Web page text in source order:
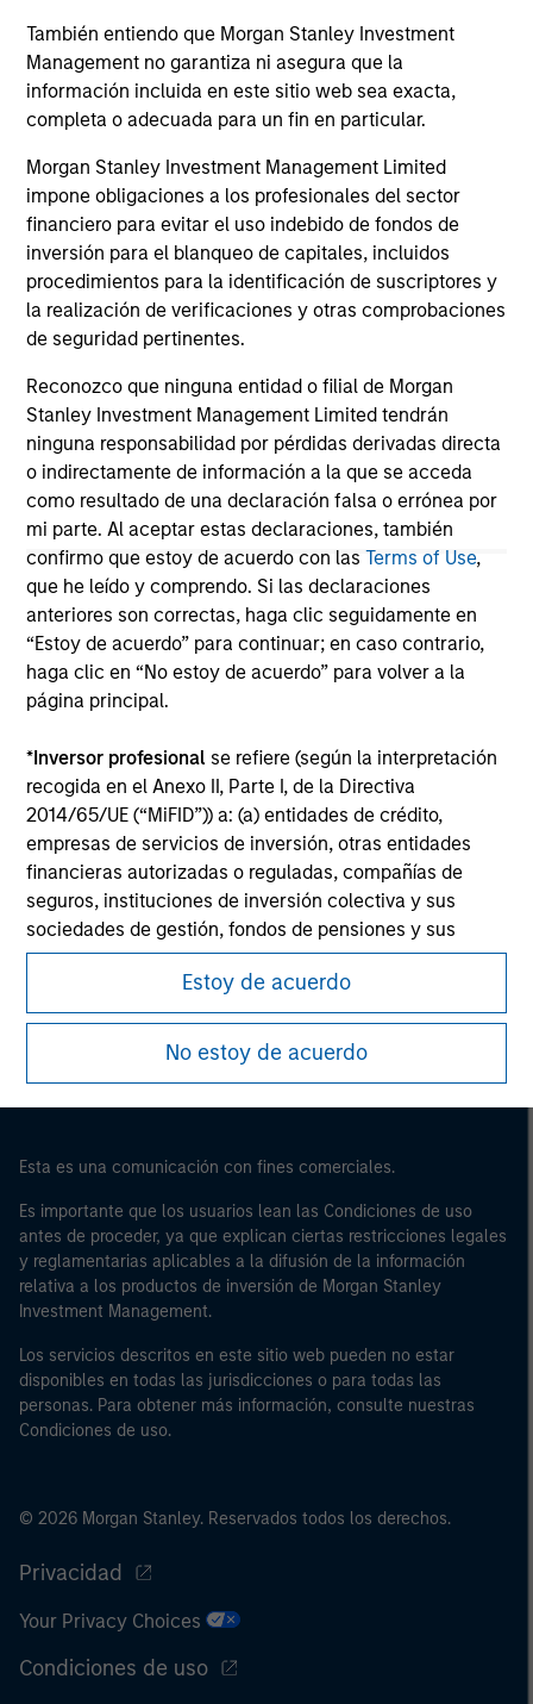
También entiendo que Morgan Stanley Investment
Management no garantiza ni asegura que la
información incluida en este sitio web sea exacta,
completa o adecuada para un fin en particular.
Morgan Stanley Investment Management Limited
impone obligaciones a los profesionales del sector
financiero para evitar el uso indebido de fondos de
inversión para el blanqueo de capitales, incluidos
procedimientos para la identificación de suscriptores y
la realización de verificaciones y otras comprobaciones
de seguridad pertinentes.
Reconozco que ninguna entidad o filial de Morgan
Stanley Investment Management Limited tendrán
ninguna responsabilidad por pérdidas derivadas directa
o indirectamente de información a la que se acceda
como resultado de una declaración falsa o errónea por
mi parte. Al aceptar estas declaraciones, también
confirmo que estoy de acuerdo con lasTerms of Use,
que he leído y comprendo. Si las declaraciones
anteriores son correctas, haga clic seguidamente en
“Estoy de acuerdo” para continuar; en caso contrario,
haga clic en “No estoy de acuerdo” para volver a la
página principal.
*Inversor profesional se refiere (según la interpretación
recogida en el Anexo II, Parte I, de la Directiva
2014/65/UE (“MiFID”)) a: (a) entidades de crédito,
empresas de servicios de inversión, otras entidades
financieras autorizadas o reguladas, compañías de
seguros, instituciones de inversión colectiva y sus
sociedades de gestión, fondos de pensiones y sus
sociedades de gestión, operadores en materias primas
y en derivados de materias primas u otros inversores
institucionales, en cada caso que deban estar
autorizados o regulados para operar en mercados
financieros; (b) grandes empresas que, a escala
EUR, (ii) volumen de negocios neto: 40.000.000 EUR o
cuenta propia; o (c) gobiernos nacionales y regionales,
incluidos los organismos públicos que gestionan la
deuda pública a escala nacional y regional, bancos
centrales, organismos internacionales y
el BEI y otras organizaciones internacionales similares,
que intervengan por cuenta propia.
Tenga en cuenta que es posible que la definición de
al sitio web.
Estoy de acuerdo
No estoy de acuerdo
26-DIC-2025
May not represent all Team Members.
The information on this page is for informational
purposes only. The information contained herein does
not constitute and should not be construed as an
offering of advisory services or an offer to sell or a
solicitation of an offer to buy any securities in any
jurisdiction in which such offer or solicitation,
purchase or sale would be unlawful under the
securities, insurance or other laws of such jurisdiction.
All investing involves risks, including a loss of principal.
Please refer to the strategy detail page for important
information on the strategy, including additional risk
considerations.
Morgan Stanley
Morgan Stanley Careers
Esta es una comunicación con fines comerciales.
Es importante que los usuarios lean las Condiciones de uso
antes de proceder, ya que explican ciertas restricciones legales
y reglamentarias aplicables a la difusión de la información
relativa a los productos de inversión de Morgan Stanley
Investment Management.
Los servicios descritos en este sitio web pueden no estar
disponibles en todas las jurisdicciones o para todas las
personas. Para obtener más información, consulte nuestras
Condiciones de uso.
© 2026 Morgan Stanley. Reservados todos los derechos.
Privacidad
Your Privacy Choices
Condiciones de uso